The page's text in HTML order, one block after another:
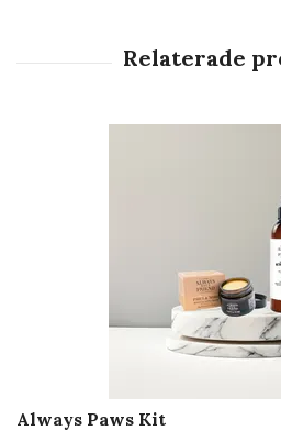
Always Paws Kit